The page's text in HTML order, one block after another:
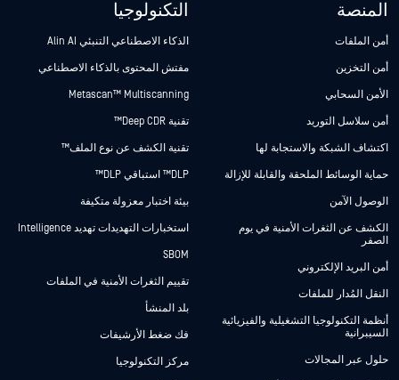
المنصة
أمن الملفات
أمن التخزين
الأمن السحابي
أمن سلاسل التوريد
اكتشاف الشبكة والاستجابة لها
حماية الوسائط الملحقة والقابلة للإزالة
الوصول الآمن
الكشف عن الثغرات الأمنية في يوم
الصفر
أمن البريد الإلكتروني
النقل المُدار للملفات
أنظمة التكنولوجيا التشغيلية والفيزيائية
السيبرانية
حلول عبر المجالات
التكنولوجيا
الذكاء الاصطناعي التنبئي Alin AI
مفتش المحتوى بالذكاء الاصطناعي
Metascan™ Multiscanning
تقنية Deep CDR™
تقنية الكشف عن نوع الملف™
DLP™ استباقي DLP™
بيئة اختبار معزولة متكيفة
استخبارات التهديدات تهديد Intelligence
SBOM
تقييم الثغرات الأمنية في الملفات
بلد المنشأ
فك ضغط الأرشيفات
مركز التكنولوجيا